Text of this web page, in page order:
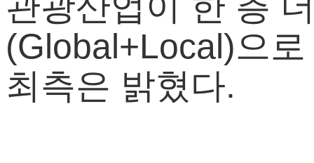
(Global+Local)으
최측은 밝혔다.